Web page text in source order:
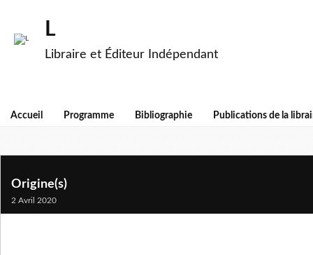
L
Libraire et Éditeur Indépendant
Accueil Programme Bibliographie Publications de la
Origine(s)
2 Avril 2020